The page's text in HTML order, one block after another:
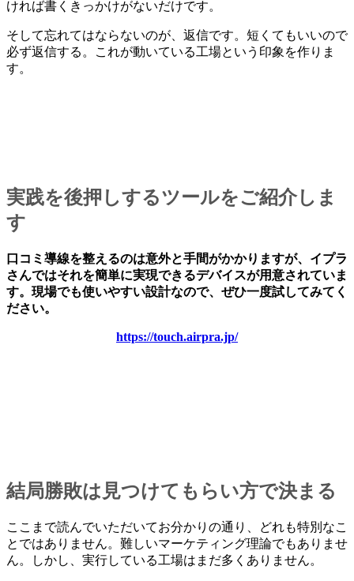
ければ書くきっかけがないだけです。
そして忘れてはならないのが、返信です。短くてもいいので
必ず返信する。これが動いている工場という印象を作りま
す。
実践を後押しするツールをご紹介しま
す
口コミ導線を整えるのは意外と手間がかかりますが、イプラ
さんではそれを簡単に実現できるデバイスが用意されていま
す。現場でも使いやすい設計なので、ぜひ一度試してみてく
ださい。
https://touch.airpra.jp/
結局勝敗は見つけてもらい方で決まる
ここまで読んでいただいてお分かりの通り、どれも特別なこ
とではありません。難しいマーケティング理論でもありませ
ん。しかし、実行している工場はまだ多くありません。